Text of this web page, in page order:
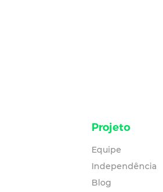
Projeto
Equipe
Independência
Blog